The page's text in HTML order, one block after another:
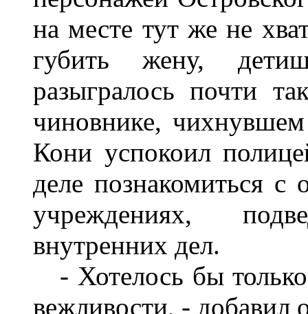
на месте тут же не
губить жену,
разыгралось почти
чиновнике,
Кони успокоил
деле познакомиться с
учреждениях,
внутренних дел.
- Хотелось бы
вежливости, - добавил